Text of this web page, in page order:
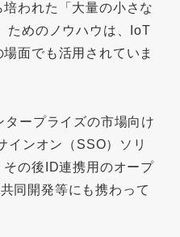
われた「大量の小さな
ためのノウハウは、IoT
面でも活用されていま
ープライズの市場向け
インオン（SSO）ソリ
その後ID連携用のオープ
同開発等にも携わって